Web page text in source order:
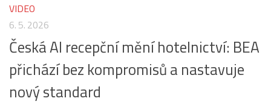
VIDEO
6. 5. 2026
Česká AI recepční mění hotelnictví: BEA
přichází bez kompromisů a nastavuje
nový standard